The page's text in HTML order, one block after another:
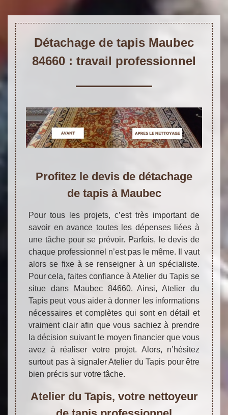
Détachage de tapis Maubec
84660 : travail professionnel
Profitez le devis de détachage
de tapis à Maubec
Pour tous les projets, c’est très important de
savoir en avance toutes les dépenses liées à
une tâche pour se prévoir. Parfois, le devis de
chaque professionnel n’est pas le même. Il vaut
alors se fixe à se renseigner à un spécialiste.
Pour cela, faites confiance à Atelier du Tapis se
situe dans Maubec 84660. Ainsi, Atelier du
Tapis peut vous aider à donner les informations
nécessaires et complètes qui sont en détail et
vraiment clair afin que vous sachiez à prendre
la décision suivant le moyen financier que vous
avez à réaliser votre projet. Alors, n’hésitez
surtout pas à signaler Atelier du Tapis pour être
bien précis sur votre tâche.
Atelier du Tapis, votre nettoyeur